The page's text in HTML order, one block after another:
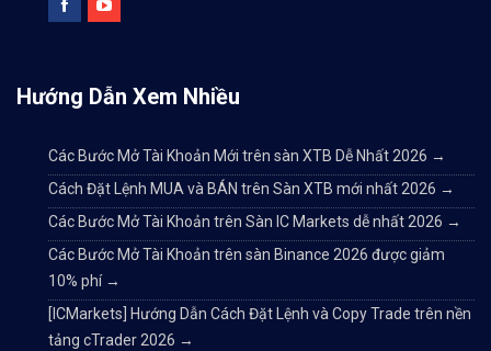
Hướng Dẫn Xem Nhiều
Các Bước Mở Tài Khoản Mới trên sàn XTB Dễ Nhất 2026 →
Cách Đặt Lệnh MUA và BÁN trên Sàn XTB mới nhất 2026 →
Các Bước Mở Tài Khoản trên Sàn IC Markets dễ nhất 2026 →
Các Bước Mở Tài Khoản trên sàn Binance 2026 được giảm
10% phí →
[ICMarkets] Hướng Dẫn Cách Đặt Lệnh và Copy Trade trên nền
tảng cTrader 2026 →